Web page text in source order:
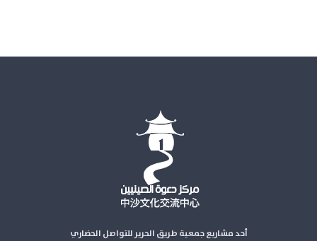
أحد مشاريع جمعية طريق الحرير للتواصل الحضاري